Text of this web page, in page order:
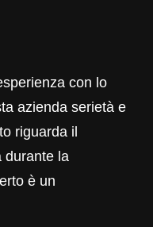
con lo
azienda serietà e
riguarda il
durante la
è un